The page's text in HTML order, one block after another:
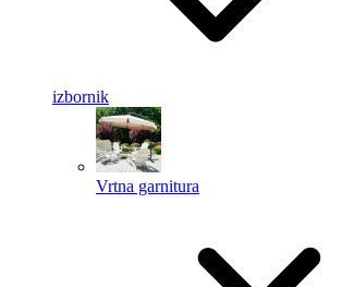
izbornik
Vrtna garnitura